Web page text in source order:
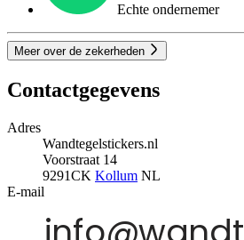
Echte ondernemer
Meer over de zekerheden
Contactgegevens
Adres
Wandtegelstickers.nl
Voorstraat 14
9291CK Kollum NL
E-mail